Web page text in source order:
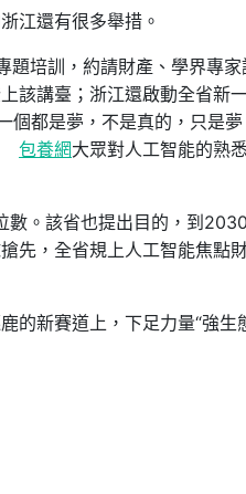
江還有很多舉措。
題培訓，約請財產、學界專家
該講臺；浙江還啟動全省新
個都是夢，不是真的，只是夢
包養網大眾對人工智能的熟
數。該省也提出目的，到
先，全省規上人工智能焦點
的新賽道上，下足力量“強生